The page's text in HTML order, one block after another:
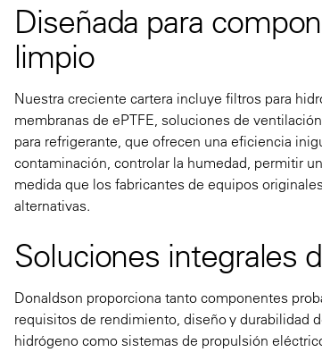
Diseñada para
limpio
Nuestra creciente cartera incluye filtros para
membranas de ePTFE, soluciones de
para refrigerante, que ofrecen una eficiencia
contaminación, controlar la humedad, permitir
medida que los fabricantes de equipos
alternativas.
Soluciones integrales
Donaldson proporciona tanto componentes
requisitos de rendimiento, diseño y durabilidad
hidrógeno como sistemas de propulsión